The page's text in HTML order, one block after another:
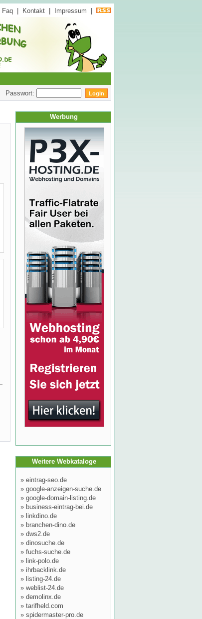
Faq Kontakt Impressum
Passwort:
Werbung
Weitere Webkataloge
» eintrag-seo.de
» google-anzeigen-suche.de
» google-domain-listing.de
» business-eintrag-bei.de
» linkdino.de
» branchen-dino.de
» dws2.de
» dinosuche.de
» fuchs-suche.de
» link-polo.de
» ihrbacklink.de
» listing-24.de
» weblist-24.de
» demolinx.de
» tarifheld.com
» spidermaster-pro.de